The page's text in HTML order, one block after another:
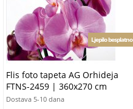
Flis foto tapeta AG Orhideja
FTNS-2459 | 360x270 cm
Ljepilo besplatno
Dostava 5-10 dana